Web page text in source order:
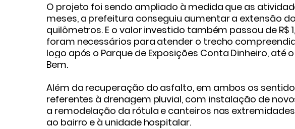
O projeto foi sendo ampliado à medida que as
meses, a prefeitura conseguiu aumentar a extensão
quilômetros. E o valor investido também passou de R$
foram necessários para atender o trecho
logo após o Parque de Exposições Conta Dinheiro, até
Bem.
Além da recuperação do asfalto, em ambos os
referentes à drenagem pluvial, com instalação de
a remodelação da rótula e canteiros nas
ao bairro e à unidade hospitalar.